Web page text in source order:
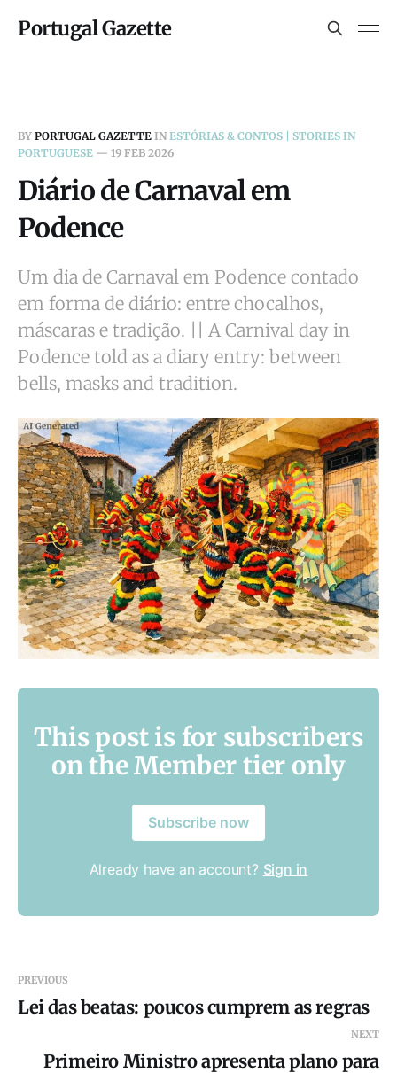
Portugal Gazette
BY PORTUGAL GAZETTE IN ESTÓRIAS & CONTOS | STORIES IN
PORTUGUESE — 19 FEB 2026
Diário de Carnaval em
Podence
Um dia de Carnaval em Podence contado
em forma de diário: entre chocalhos,
máscaras e tradição. || A Carnival day in
Podence told as a diary entry: between
bells, masks and tradition.
This post is for subscribers
on the Member tier only
Subscribe now
Already have an account? Sign in
PREVIOUS
Lei das beatas: poucos cumprem as regras
NEXT
Primeiro Ministro apresenta plano para